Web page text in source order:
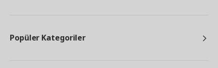
Popüler Kategoriler